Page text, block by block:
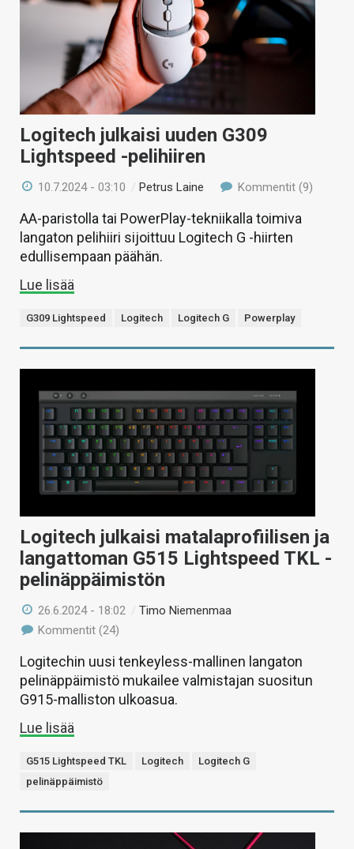
Logitech julkaisi uuden G309
Lightspeed -pelihiiren
10.7.2024 - 03:10 / Petrus Laine Kommentit (9)
AA-paristolla tai PowerPlay-tekniikalla toimiva
langaton pelihiiri sijoittuu Logitech G -hiirten
edullisempaan päähän.
Lue lisää
G309 Lightspeed Logitech Logitech G Powerplay
Logitech julkaisi matalaprofiilisen ja
langattoman G515 Lightspeed TKL -
pelinäppäimistön
26.6.2024 - 18:02 /Timo Niemenmaa
Kommentit (24)
Logitechin uusi tenkeyless-mallinen langaton
pelinäppäimistö mukailee valmistajan suositun
G915-malliston ulkoasua.
Lue lisää
G515 Lightspeed TKL Logitech
Logitech G
pelinäppäimistö